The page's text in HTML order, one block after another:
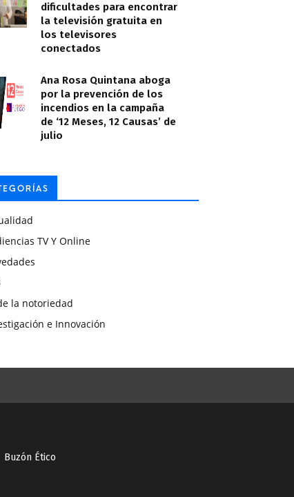
dificultades para encontrar
la televisión gratuita en
los televisores
conectados
Ana Rosa Quintana aboga
por la prevención de los
incendios en la campaña
de ‘12 Meses, 12 Causas’ de
julio
TV Y Online
la notoriedad
e Innovación
Buzón Ético